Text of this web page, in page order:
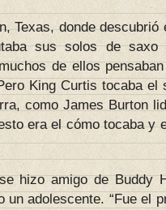
Texas, donde
sus solos de
de ellos
King Curtis tocaba
como James Burton
era el cómo tocaba y
hizo amigo de Buddy
un adolescente. “Fue el